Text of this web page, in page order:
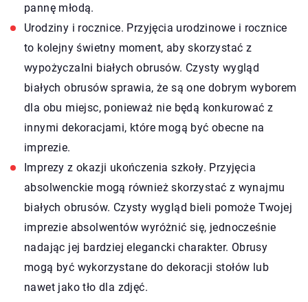
pannę młodą.
Urodziny i rocznice. Przyjęcia urodzinowe i rocznice
to kolejny świetny moment, aby skorzystać z
wypożyczalni białych obrusów. Czysty wygląd
białych obrusów sprawia, że są one dobrym wyborem
dla obu miejsc, ponieważ nie będą konkurować z
innymi dekoracjami, które mogą być obecne na
imprezie.
Imprezy z okazji ukończenia szkoły. Przyjęcia
absolwenckie mogą również skorzystać z wynajmu
białych obrusów. Czysty wygląd bieli pomoże Twojej
imprezie absolwentów wyróżnić się, jednocześnie
nadając jej bardziej elegancki charakter. Obrusy
mogą być wykorzystane do dekoracji stołów lub
nawet jako tło dla zdjęć.